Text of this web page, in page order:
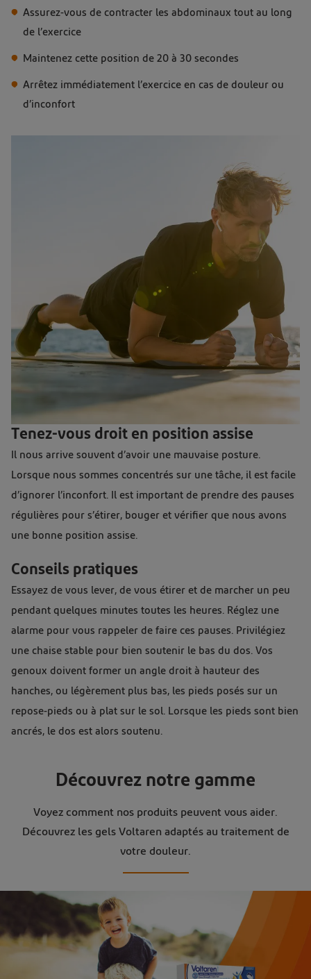
Assurez-vous de contracter les abdominaux tout au long
de l’exercice
Maintenez cette position de 20 à 30 secondes
Arrêtez immédiatement l’exercice en cas de douleur ou
d’inconfort
Tenez-vous droit en position assise
Il nous arrive souvent d’avoir une mauvaise posture.
Lorsque nous sommes concentrés sur une tâche, il est facile
d’ignorer l’inconfort. Il est important de prendre des pauses
régulières pour s’étirer, bouger et vérifier que nous avons
une bonne position assise.
Conseils pratiques
Essayez de vous lever, de vous étirer et de marcher un peu
pendant quelques minutes toutes les heures. Réglez une
alarme pour vous rappeler de faire ces pauses. Privilégiez
une chaise stable pour bien soutenir le bas du dos. Vos
genoux doivent former un angle droit à hauteur des
hanches, ou légèrement plus bas, les pieds posés sur un
repose-pieds ou à plat sur le sol. Lorsque les pieds sont bien
ancrés, le dos est alors soutenu.
Découvrez notre gamme
Voyez comment nos produits peuvent vous aider.
Découvrez les gels Voltaren adaptés au traitement de
votre douleur.